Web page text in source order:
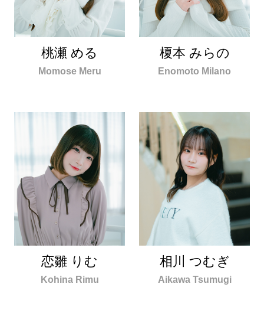
桃瀬 める
Momose Meru
榎本 みらの
Enomoto Milano
恋雛 りむ
Kohina Rimu
相川 つむぎ
Aikawa Tsumugi